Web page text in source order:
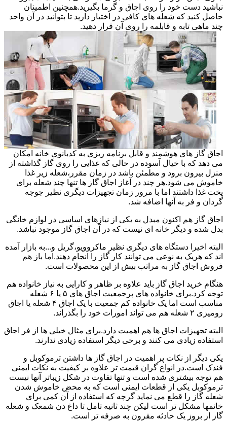
نباشید دست خود را روی اجاق و گرما بگیرید.همچنین اطمینان
حاصل کنید که شعله های کافی در اختیار دارید تا بتوانید در آن واحد
چند ماهی تابه و قابلمه را روی آن قرار دهید.
اجاق گاز های هوشمند و قابل برنامه ریزی به کدبانوی خانه امکان
می دهد که با خیال آسوده در حالی که غذایی را روی گاز گذاشته از
منزل بیرون برود و مطمئن باشد در زمان مقرر،شعله زیر غذا
خاموش می شود.هر چند در آغاز اجاق گاز ها تنها چند شعله برای
پخت غذا داشتند اما با مرور زمان تجهیزات دیگری نظیر جوجه
گردان و فر به آنها اضافه شد.
اجاق گاز هم اکنون مبدل به یکی از نیازهای اساسی در لوازم خانگی
بدل شده و دیگر خانه ای نیست که در آن اجاق گاز موجود نباشد.
البته اخیرا دستگاه های دیگری نظیر ماکروویو،گریل و...به بازار آمده
اند که هریک به نوعی می توانند کار گاز را انجام دهند.اما باز هم
فروش اجاق گاز به مراتب بیش از این محصولات است.
هنگام خرید اجاق گاز باید علاوه بر ظاهر و کارایی به نیاز خانواده هم
توجه کرد.برای خانواده های پرجمعیت اجاق های ۵ یا ۶ شعله
مناسب است اما یک خانواده کم جمعیت با یک اجاق ۴ شعله یا اجاق
رومیزی ۲ شعله هم می تواند امورات خود را بگذراند.
البته تجهیزات اجاق ها هم اهمیت دارد.برای مثال خیلی ها از فر اجاق
استفاده زیادی می کنند و برخی دیگر استفاده زیادی ندارند.
یکی دیگر از نکات پر اهمیت در اجاق گاز ها داشتن ترموکوبل و
فندک است.در انواع گران قیمت تر علاوه بر کیفیت به نکات ایمنی
هم توجه بیشتری شده است و تنها تفاوت در شکل زیباتر آنها نیست
ترموکوبل یکی از قطعات ایمنی است که به محض خاموش شدن
شعله گاز را قطع می نماید گرچه که استفاده از آن کمی برای
خانمها مشکل تر است لیکن چند ثانیه تامل تا داغ دن شمعک و شعله
گاز از بروز یک حادثه مقرون به صرفه تر است.